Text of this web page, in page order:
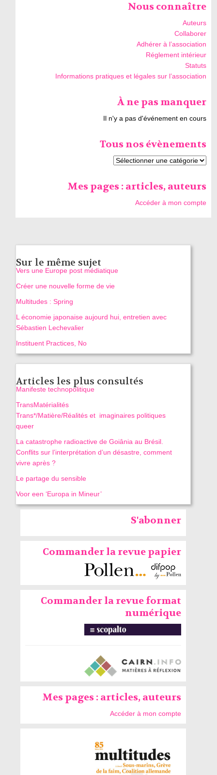
Nous connaître
Auteurs
Collaborer
Adhérer à l’association
Réglement intérieur
Statuts
Informations pratiques et légales sur l’association
À ne pas manquer
Il n'y a pas d'événement en cours
Tous nos évènements
Mes pages : articles, auteurs
Accéder à mon compte
Sur le même sujet
Vers une Europe post médiatique
Créer une nouvelle forme de vie
Multitudes : Spring
L économie japonaise aujourd hui, entretien avec
Sébastien Lechevalier
Instituent Practices, No
Articles les plus consultés
Manifeste technopolitique
TransMatérialités
Trans*/Matière/Réalités et imaginaires politiques
queer
La catastrophe radioactive de Goiânia au Brésil.
Conflits sur l’interprétation d’un désastre, comment
vivre après ?
Le partage du sensible
Voor een ‘Europa in Mineur’
S'abonner
Commander la revue papier
Commander la revue format
numérique
Mes pages : articles, auteurs
Accéder à mon compte